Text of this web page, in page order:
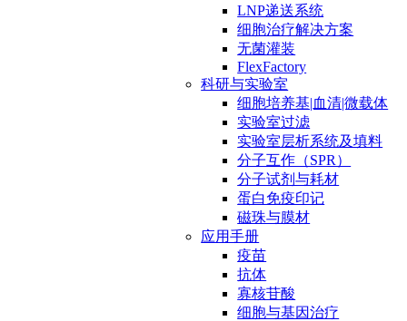
LNP递送系统
细胞治疗解决方案
无菌灌装
FlexFactory
科研与实验室
细胞培养基|血清|微载体
实验室过滤
实验室层析系统及填料
分子互作（SPR）
分子试剂与耗材
蛋白免疫印记
磁珠与膜材
应用手册
疫苗
抗体
寡核苷酸
细胞与基因治疗